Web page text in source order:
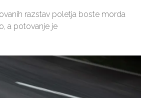
razstav poletja boste morda
a potovanje je